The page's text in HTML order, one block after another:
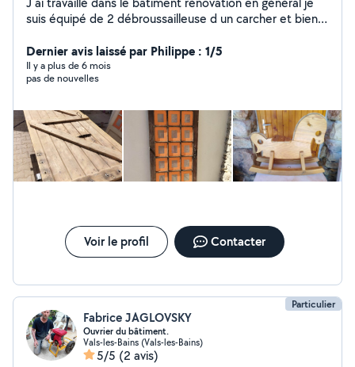
suis équipé de 2 débroussailleuse d un carcher et bien d
Dernier avis laissé par Philippe : 1/5
Il y a plus de 6 mois
pas de nouvelles
Voir le profil Contacter
Particulier
Fabrice JAGLOVSKY
Ouvrier du bâtiment.
Vals-les-Bains (Vals-les-Bains)
5/5 (2 avis)